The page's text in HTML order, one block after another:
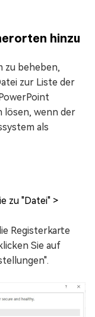
hinzu
zu beheben,
zur Liste der
lösen, wenn der
als
zu "Datei" >
Registerkarte
Sie auf